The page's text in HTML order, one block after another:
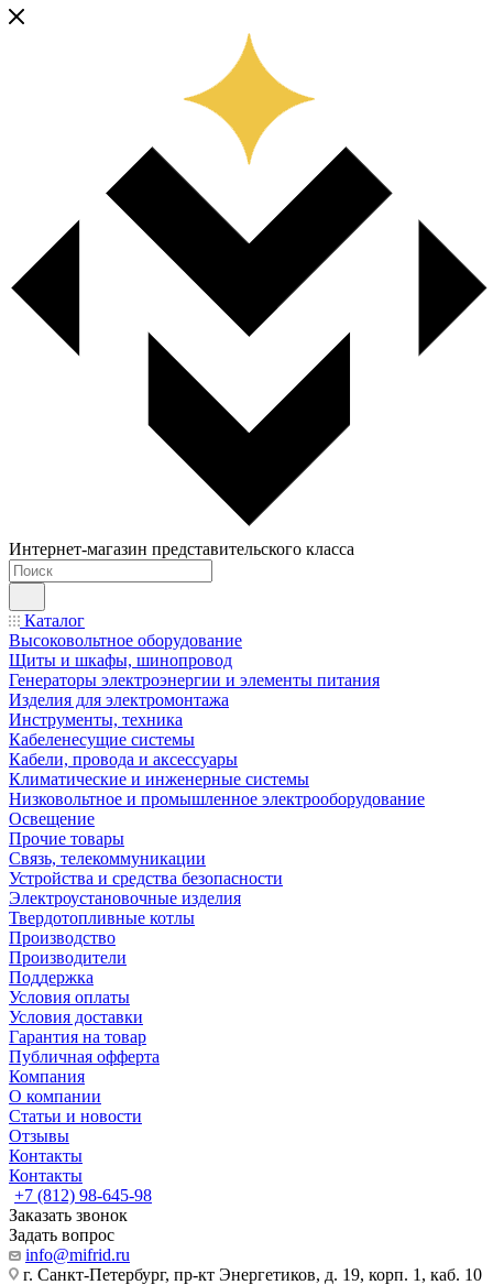
Интернет-магазин представительского класса
Каталог
Высоковольтное оборудование
Щиты и шкафы, шинопровод
Генераторы электроэнергии и элементы питания
Изделия для электромонтажа
Инструменты, техника
Кабеленесущие системы
Кабели, провода и аксессуары
Климатические и инженерные системы
Низковольтное и промышленное электрооборудование
Освещение
Прочие товары
Связь, телекоммуникации
Устройства и средства безопасности
Электроустановочные изделия
Твердотопливные котлы
Производство
Производители
Поддержка
Условия оплаты
Условия доставки
Гарантия на товар
Публичная офферта
Компания
О компании
Статьи и новости
Отзывы
Контакты
Контакты
+7 (812) 98-645-98
Заказать звонок
Задать вопрос
info@mifrid.ru
г. Санкт-Петербург, пр-кт Энергетиков, д. 19, корп. 1, каб. 10